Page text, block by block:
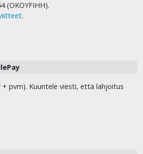
(OKOYFIHH).
.
+ pvm). Kuuntele viesti, että lahjoitus